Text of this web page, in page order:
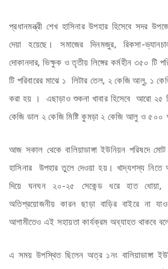
প্রধানমন্ত্রী শেখ হাসিনার উপহার হিসেবে সদর
দেয়া হয়েছে। সমাজের দিনমজুর, রিকসা-
দোকানদার, ভিক্ষুক ও তৃতীয় লিঙ্গের কর্মহীন ৩৫০ টি
টি পরিবারের মাঝে ১ লিটার তেল, ২ কেজি আলু, ১
করা হয় । এছাড়াও শুকনা খাবার হিসেবে আরো ২৫
কেজি ডাল ২ কেজি মিষ্টি কুমড়া ২ কেজি আলু ও ৫০০
আজ সকাল থেকে বালিয়াডাঙ্গা ইউনিয়ন পরিষদে
হাসিনার উপহার তুলে দেওয়া হয়। খাদ্যশস্য
দিয়ে ঘনঘন ২০-২৫ সেকেন্ড ধরে হাত ধোয়া,
অতিপ্রয়োজনীয় কারন ছাড়া বাড়ির বাইরে না
আগামীতেও এই সহায়তা কার্যক্রম অব্যাহত থাকবে
এ সময় উপস্থিত ছিলেন অত্র ১নং বালিয়াডাঙ্গা